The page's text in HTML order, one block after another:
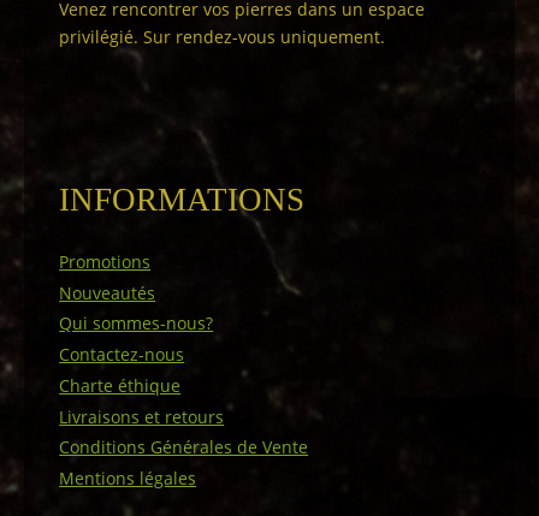
Venez rencontrer vos pierres dans un espace
privilégié. Sur rendez-vous uniquement.
INFORMATIONS
Promotions
Nouveautés
Qui sommes-nous?
Contactez-nous
Charte éthique
Livraisons et retours
Conditions Générales de Vente
Mentions légales